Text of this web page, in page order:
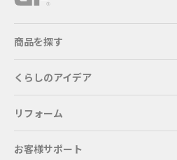
商品を探す
くらしのアイデア
リフォーム
お客様サポート